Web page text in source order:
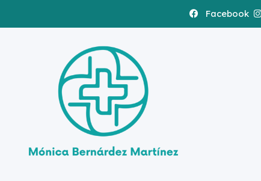
Facebook